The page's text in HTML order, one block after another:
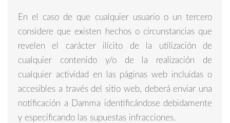
En el caso de que cualquier usuario o un tercero
considere que existen hechos o circunstancias que
revelen el carácter ilícito de la utilización de
cualquier contenido y/o de la realización de
cualquier actividad en las páginas web incluidas o
accesibles a través del sitio web, deberá enviar una
notificación a Damma identificándose debidamente
y especificando las supuestas infracciones.